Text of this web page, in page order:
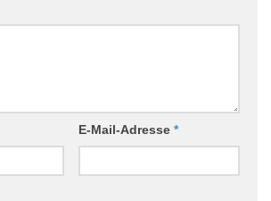
E-Mail-Adresse *